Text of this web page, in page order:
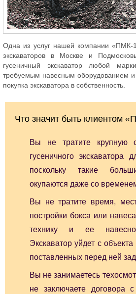
Одна из услуг нашей компании «ПМК-
экскаваторов в Москве и
гусеничный экскаватор любой
требуемым навесным оборудованием и
покупка экскаватора в собственность.
Что значит быть клиентом
Вы не тратите крупную
гусеничного экскаватора
поскольку такие
окупаются даже со
Вы не тратите время,
постройки бокса или
технику и ее
Экскаватор уйдет с
поставленных перед ней
Вы не занимаетесь
не заключаете договора